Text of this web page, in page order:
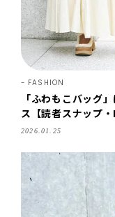
FASHION
「ふわもこバッグ
ス【読者スナップ
2026.01.25